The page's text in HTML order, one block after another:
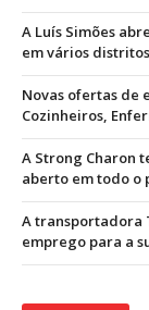
A Luís Simões
em vários distritos
Novas ofertas de
Cozinheiros,
A Strong Charon
aberto em todo o
A transportadora
emprego para a